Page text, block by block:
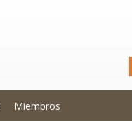
Miembros